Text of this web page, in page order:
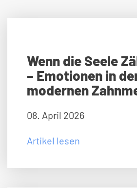
Wenn die Seele
– Emotionen in
modernen
08. April 2026
Artikel lesen